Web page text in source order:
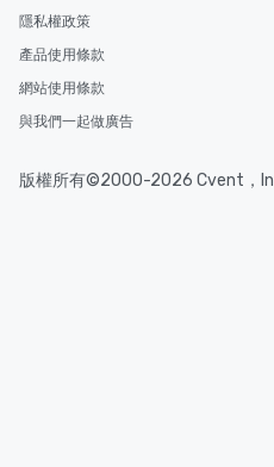
隱私權政策
產品使用條款
網站使用條款
與我們一起做廣告
版權所有©2000-2026 Cvent，